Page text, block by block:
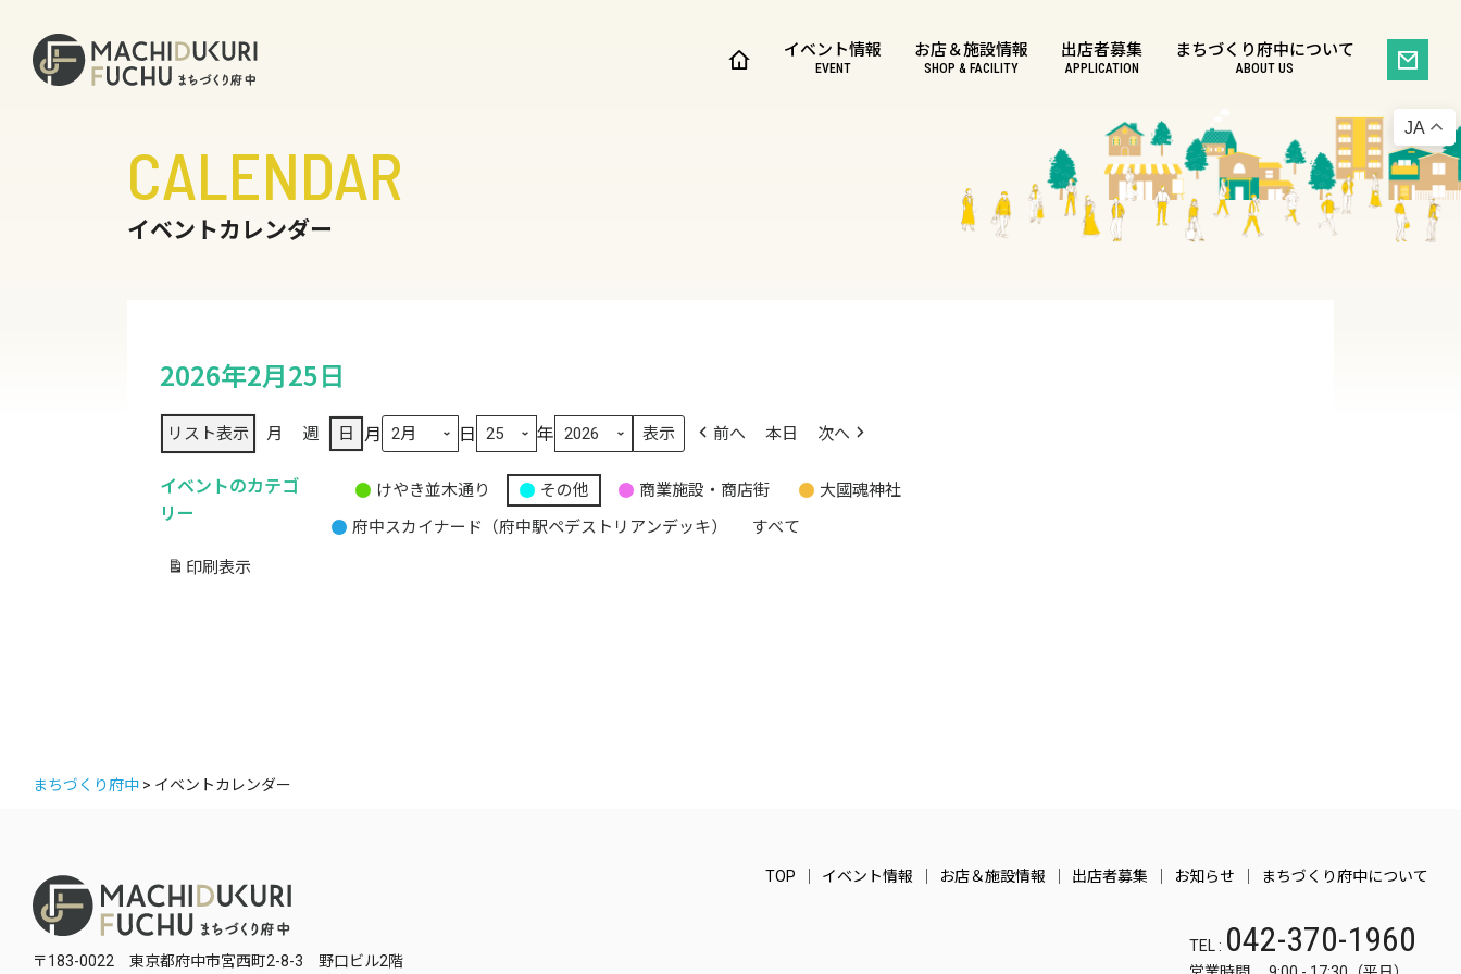
イベント情報
EVENT
お店＆施設情報
SHOP & FACILITY
出店者募集
APPLICATION
まちづくり府中について
ABOUT US
CALENDAR
イベントカレンダー
2026年2月25日
リスト表示 月 週 日 月 日 年 前へ 本日 次へ
イベントのカテゴ
リー
題
けやき並木通り その他 商業施設・商店街
大國魂神社
府中スカイナード（府中駅ペデストリアンデッキ）
すべて
印刷 表示
まちづくり府中 > イベントカレンダー
〒183-0022 東京都府中市宮西町2-8-3 野口ビル2階
TOP イベント情報 お店＆施設情報 出店者募集 お知らせ まちづくり府中について
TEL : 042-370-1960
JA